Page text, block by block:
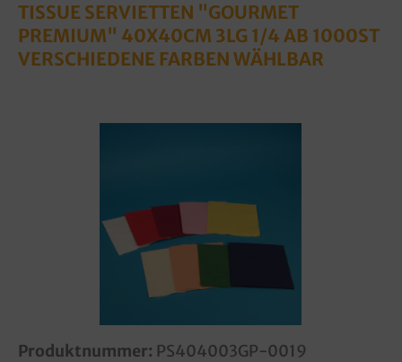
TISSUE SERVIETTEN "GOURMET
PREMIUM" 40X40CM 3LG 1/4 AB 1000ST
VERSCHIEDENE FARBEN WÄHLBAR
Produktnummer: PS404003GP-0019